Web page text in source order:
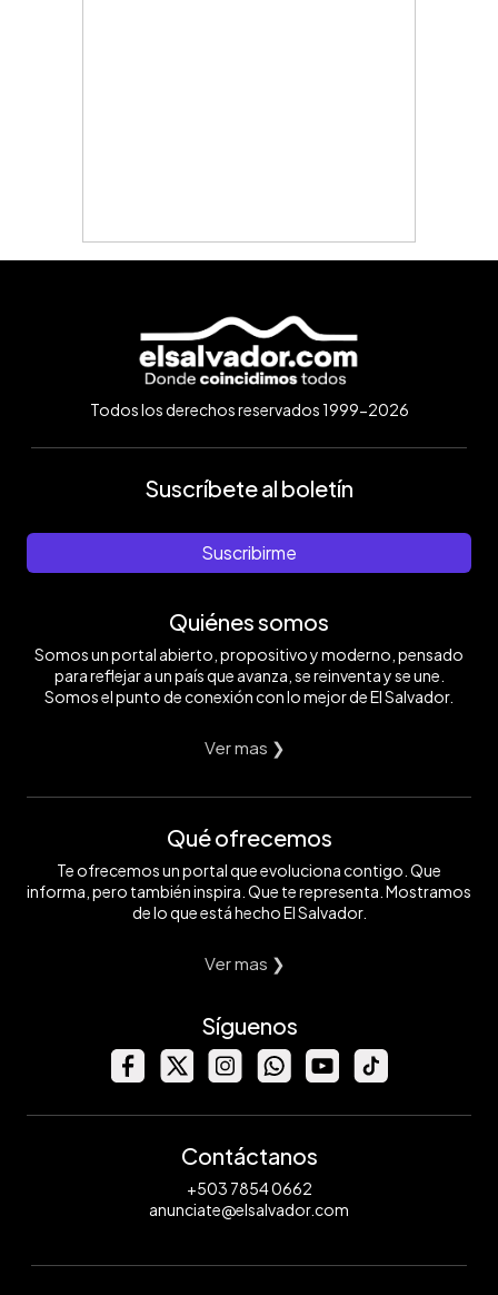
Todos los derechos reservados 1999-2026
Suscríbete al boletín
Suscribirme
Quiénes somos
Somos un portal abierto, propositivo y moderno, pensado
para reflejar a un país que avanza, se reinventa y se une.
Somos el punto de conexión con lo mejor de El Salvador.
Ver mas ❯
Qué ofrecemos
Te ofrecemos un portal que evoluciona contigo. Que
informa, pero también inspira. Que te representa. Mostramos
de lo que está hecho El Salvador.
Ver mas ❯
Síguenos
Contáctanos
+503 7854 0662
anunciate@elsalvador.com